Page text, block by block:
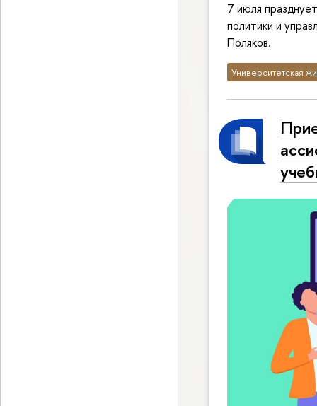
7 июля
политики и
Поляков.
Университетская